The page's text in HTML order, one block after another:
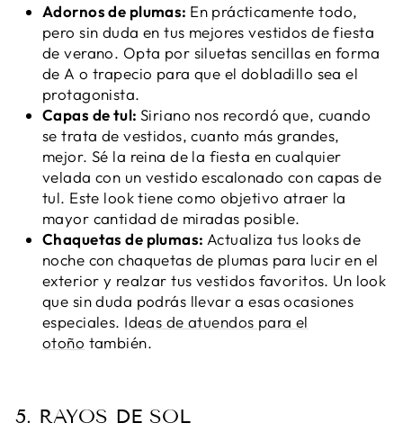
Adornos de plumas: En prácticamente todo,
pero sin duda en tus mejores vestidos de fiesta
de verano. Opta por siluetas sencillas en forma
de A o trapecio para que el dobladillo sea el
protagonista.
Capas de tul: Siriano nos recordó que, cuando
se trata de vestidos, cuanto más grandes,
mejor. Sé la reina de la fiesta en cualquier
velada con un vestido escalonado con capas de
tul. Este look tiene como objetivo atraer la
mayor cantidad de miradas posible.
Chaquetas de plumas: Actualiza tus looks de
noche con chaquetas de plumas para lucir en el
exterior y realzar tus vestidos favoritos. Un look
que sin duda podrás llevar a esas ocasiones
especiales. Ideas de atuendos para el
otoño también.
5. RAYOS DE SOL